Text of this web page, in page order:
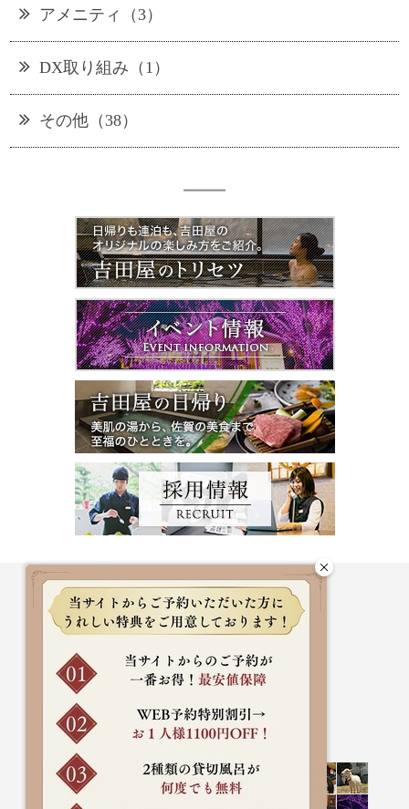
アメニティ（3）
DX取り組み（1）
その他（38）